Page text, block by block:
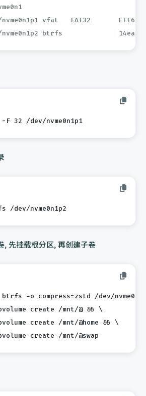
nvme0n1p1 vfat   FAT32
btrfs
32 /dev/nvme0n1p1
/dev/nvme0n1p2
, 先挂载根分区, 再创建子卷
-o compress=zstd /dev/
create /mnt/@ && \
create /mnt/@home && \
create /mnt/@swap